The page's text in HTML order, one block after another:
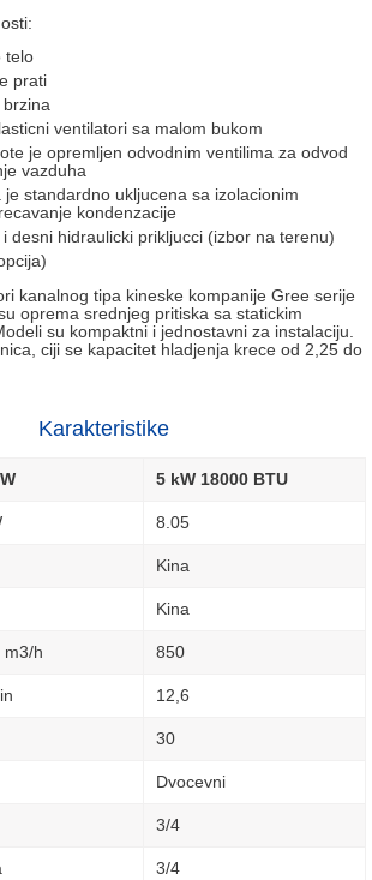
telo
prati
brzina
ventilatori sa malom bukom
je opremljen odvodnim ventilima za odvod
vazduha
standardno ukljucena sa izolacionim
kondenzacije
desni hidraulicki prikljucci (izbor na terenu)
kanalnog tipa kineske kompanije Gree serije
oprema srednjeg pritiska sa statickim
su kompaktni i jednostavni za instalaciju.
ciji se kapacitet hladjenja krece od 2,25 do
Karakteristike
5 kW 18000 BTU
8.05
Kina
Kina
m3/h 850
12,6
30
Dvocevni
3/4
3/4